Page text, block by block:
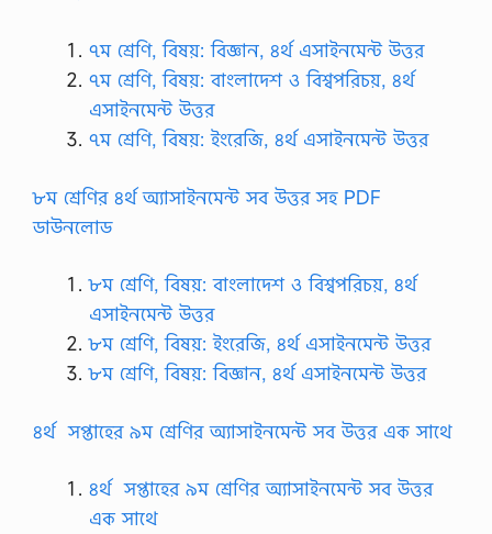
৭ম শ্রেণি, বিষয়: বিজ্ঞান, ৪র্থ এসাইনমেন্ট উত্তর
৭ম শ্রেণি, বিষয়: বাংলাদেশ ও বিশ্বপরিচয়, ৪র্থ
এসাইনমেন্ট উত্তর
৭ম শ্রেণি, বিষয়: ইংরেজি, ৪র্থ এসাইনমেন্ট উত্তর
৮ম শ্রেণির ৪র্থ অ্যাসাইনমেন্ট সব উত্তর সহ PDF
ডাউনলোড
৮ম শ্রেণি, বিষয়: বাংলাদেশ ও বিশ্বপরিচয়, ৪র্থ
এসাইনমেন্ট উত্তর
৮ম শ্রেণি, বিষয়: ইংরেজি, ৪র্থ এসাইনমেন্ট উত্তর
৮ম শ্রেণি, বিষয়: বিজ্ঞান, ৪র্থ এসাইনমেন্ট উত্তর
৪র্থ সপ্তাহের ৯ম শ্রেণির অ্যাসাইনমেন্ট সব উত্তর এক সাথে
৪র্থ সপ্তাহের ৯ম শ্রেণির অ্যাসাইনমেন্ট সব উত্তর
এক সাথে